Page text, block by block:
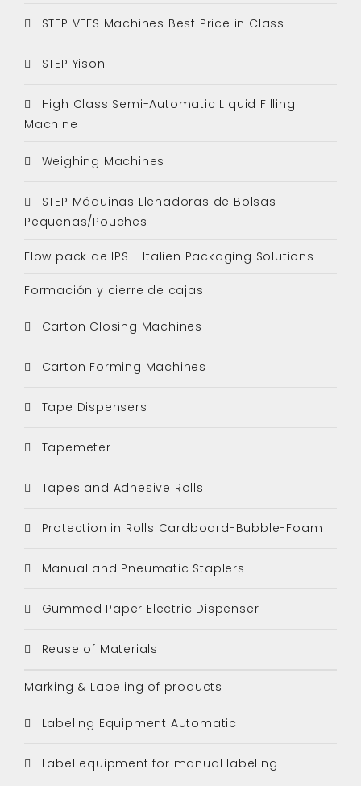
STEP VFFS Machines Best Price in Class
STEP Yison
High Class Semi-Automatic Liquid Filling
Machine
Weighing Machines
STEP Máquinas Llenadoras de Bolsas
Pequeñas/Pouches
Flow pack de IPS - Italien Packaging Solutions
Formación y cierre de cajas
Carton Closing Machines
Carton Forming Machines
Tape Dispensers
Tapemeter
Tapes and Adhesive Rolls
Protection in Rolls Cardboard-Bubble-Foam
Manual and Pneumatic Staplers
Gummed Paper Electric Dispenser
Reuse of Materials
Marking & Labeling of products
Labeling Equipment Automatic
Label equipment for manual labeling